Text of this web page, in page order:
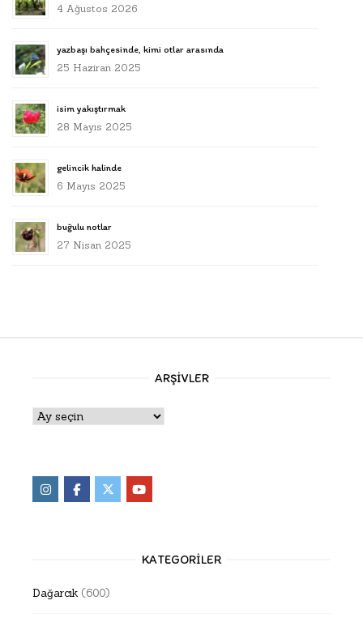
4 Ağustos 2026
yazbaşı bahçesinde, kimi otlar arasında
25 Haziran 2025
isim yakıştırmak
28 Mayıs 2025
gelincik halinde
6 Mayıs 2025
buğulu notlar
27 Nisan 2025
ARŞIVLER
Arşivler
KATEGORILER
Dağarcık (600)